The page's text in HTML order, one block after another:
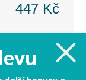
447 Kč
-752 Kč (-63%)